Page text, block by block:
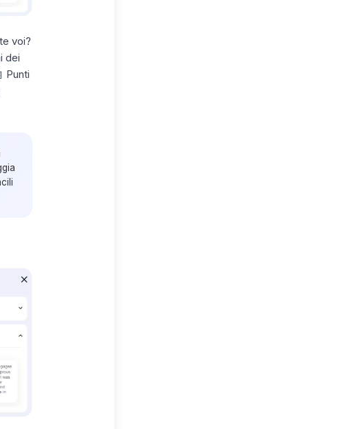
voi?
dei
Punti